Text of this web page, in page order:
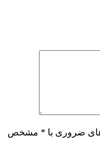
های ضروری با * مشخص